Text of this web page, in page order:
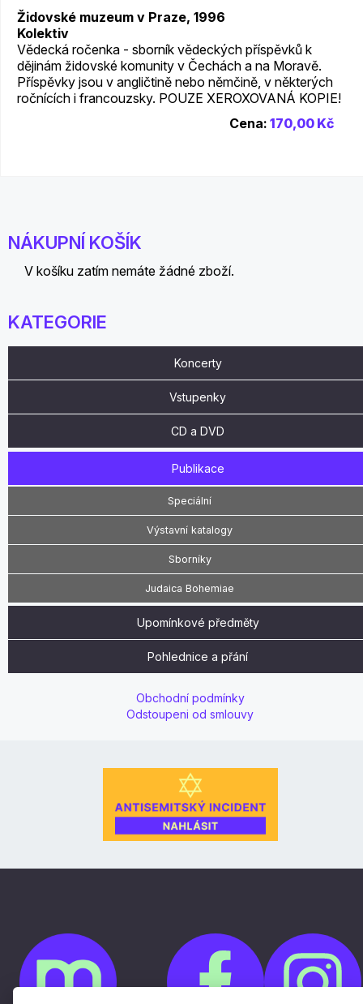
Židovské muzeum v Praze, 1996
Kolektiv
Vědecká ročenka - sborník vědeckých příspěvků k
dějinám židovské komunity v Čechách a na Moravě.
Příspěvky jsou v angličtině nebo němčině, v některých
ročnících i francouzsky. POUZE XEROXOVANÁ KOPIE!
Cena: 170,00 Kč
NÁKUPNÍ KOŠÍK
V košíku zatím nemáte žádné zboží.
KATEGORIE
Koncerty
Vstupenky
CD a DVD
Publikace
Speciální
Výstavní katalogy
Sborníky
Judaica Bohemiae
Upomínkové předměty
Pohlednice a přání
Obchodní podmínky
Odstoupeni od smlouvy